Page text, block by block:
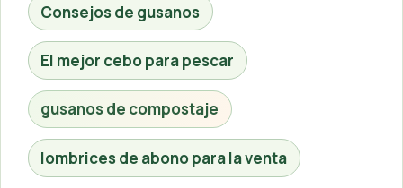
Consejos de gusanos
El mejor cebo para pescar
gusanos de compostaje
lombrices de abono para la venta